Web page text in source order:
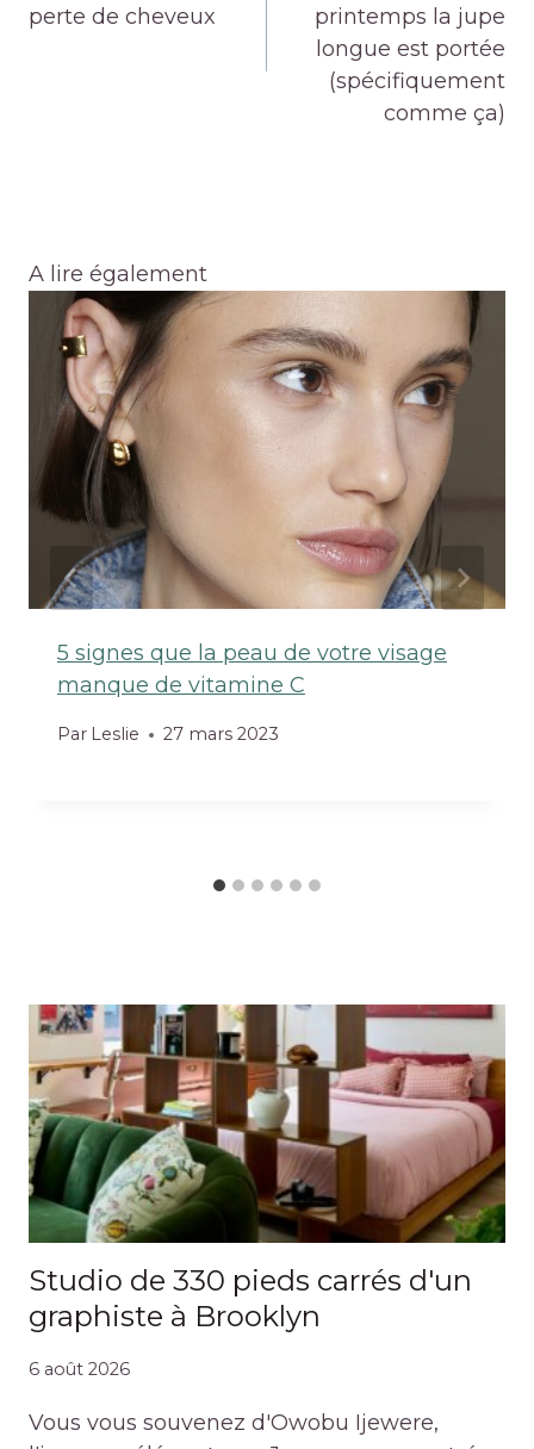
perte de cheveux
printemps la jupe
longue est portée
(spécifiquement
comme ça)
A lire également
5 signes que la peau de votre visage
manque de vitamine C
Par Leslie 27 mars 2023
Studio de 330 pieds carrés d'un
graphiste à Brooklyn
6 août 2026
Vous vous souvenez d'Owobu Ijewere,